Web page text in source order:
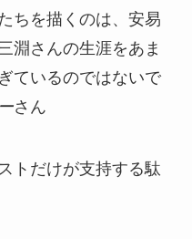
ちを描くのは、安易
淵さんの生涯をあま
ているのではないで
さん
トだけが支持する駄